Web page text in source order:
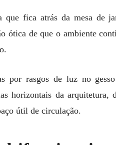
que fica atrás da mesa de
ótica de que o ambiente
por rasgos de luz no
horizontais da arquitetura,
útil de circulação.